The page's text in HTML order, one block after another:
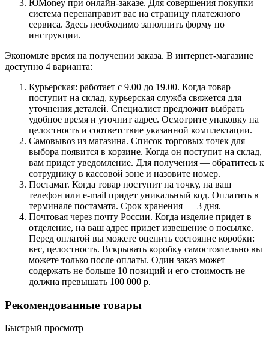
ЮMoney при онлайн-заказе. Для совершения покупки
система перенаправит вас на страницу платежного
сервиса. Здесь необходимо заполнить форму по
инструкции.
Экономьте время на получении заказа. В интернет-магазине
доступно 4 варианта:
Курьерская: работает с 9.00 до 19.00. Когда товар
поступит на склад, курьерская служба свяжется для
уточнения деталей. Специалист предложит выбрать
удобное время и уточнит адрес. Осмотрите упаковку на
целостность и соответствие указанной комплектации.
Самовывоз из магазина. Список торговых точек для
выбора появится в корзине. Когда он поступит на склад,
вам придет уведомление. Для получения — обратитесь к
сотруднику в кассовой зоне и назовите номер.
Постамат. Когда товар поступит на точку, на ваш
телефон или e-mail придет уникальный код. Оплатить в
терминале постамата. Срок хранения — 3 дня.
Почтовая через почту России. Когда изделие придет в
отделение, на ваш адрес придет извещение о посылке.
Перед оплатой вы можете оценить состояние коробки:
вес, целостность. Вскрывать коробку самостоятельно вы
можете только после оплаты. Один заказ может
содержать не больше 10 позиций и его стоимость не
должна превышать 100 000 р.
Рекомендованные товары
Быстрый просмотр